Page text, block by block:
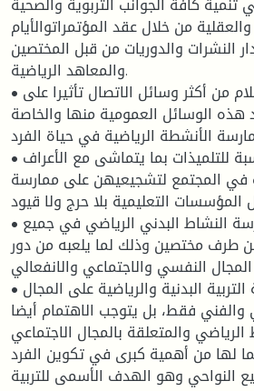
من خلال عقد المؤتمراتوالأيام
النشرات والدوريات من قبل المختصين
والمعاهد الرياضية.
• باعتبار وسائل الإعلام من أكثر وسائل الاتصال تأثيرا على
هذه الوسائل العمومية منها والخاصة
الأنشطة الرياضية في حياة الفرد.
• توفير الظروف المناسبة للتلميذات بما يتماشى مع الأعراف
في المجتمع لتشجيعيهن على ممارسة
المؤسسات التعليمية بلا حرج ولا قيود.
• ضرورة إجبارية ممارسة النشاط البدني الرياضي في جميع
من طرف مختصين وذلك لما يلعبه من دور
النفسي والاجتماعي والانفعالي.
• عدم التركيز خلال حصة التربية البدنية والرياضية على المجال
والفني فقط، بل يتوجب الاهتمام أيضا
الرياضي والمتعلقة بالمجال الاجتماعي
لها من أهمية كبرى في تكوين الفرد
النواحي وهو الهدف الأسمى للتربية.